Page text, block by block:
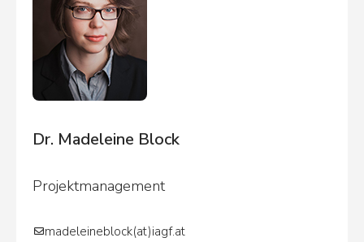
Dr. Madeleine Block
Projektmanagement
madeleineblock(at)iagf.at